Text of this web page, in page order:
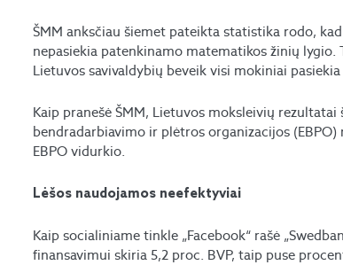
ŠMM anksčiau šiemet pateikta statistika rodo,
nepasiekia patenkinamo matematikos žinių
Lietuvos savivaldybių beveik visi mokiniai
Kaip pranešė ŠMM, Lietuvos moksleivių
bendradarbiavimo ir plėtros organizacijos
EBPO vidurkio.
Lėšos naudojamos neefektyviai
Kaip socialiniame tinkle „Facebook“ rašė
finansavimui skiria 5,2 proc. BVP, taip puse